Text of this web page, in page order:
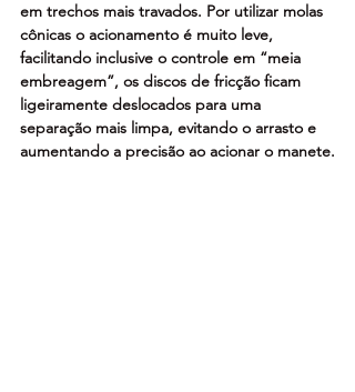
em trechos mais travados. Por utilizar molas
cônicas o acionamento é muito leve,
facilitando inclusive o controle em “meia
embreagem”, os discos de fricção ficam
ligeiramente deslocados para uma
separação mais limpa, evitando o arrasto e
aumentando a precisão ao acionar o manete.